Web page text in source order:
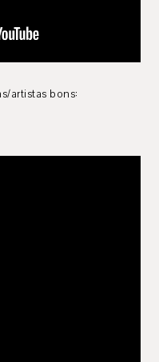
artistas bons: